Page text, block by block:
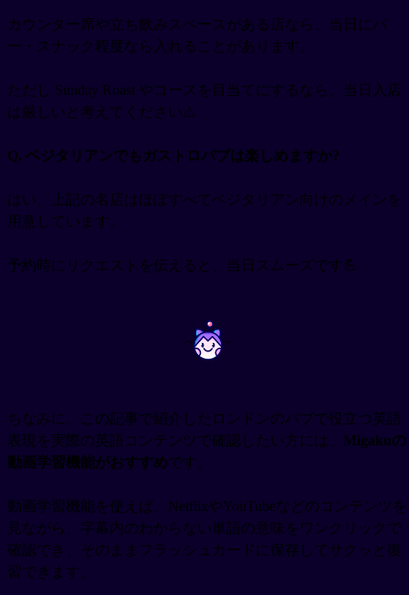
カウンター席や立ち飲みスペースがある店なら、当日にバ
ー・スナック程度なら入れることがあります。
ただし Sunday Roast やコースを目当てにするなら、当日入店
は厳しいと考えてください⚠️
Q. ベジタリアンでもガストロパブは楽しめますか?
はい、上記の名店はほぼすべてベジタリアン向けのメインを
用意しています。
予約時にリクエストを伝えると、当日スムーズです💪
~ ~
ちなみに、この記事で紹介したロンドンのパブで役立つ英語
表現を実際の英語コンテンツで確認したい方には、 Migakuの
動画学習機能がおすすめです。
動画学習機能を使えば、NetflixやYouTubeなどのコンテンツを
見ながら、字幕内のわからない単語の意味をワンクリックで
確認でき、そのままフラッシュカードに保存してサクッと復
習できます。